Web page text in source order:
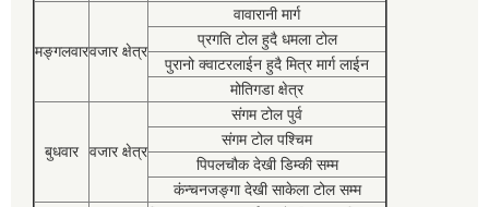
मङ्गलवारवजार क्षेत्र
वावारानी मार्ग
प्रगति टोल हुदै धमला टोल
पुरानो क्वाटरलाईन हुदै मित्र मार्ग लाईन
मोतिगडा क्षेत्र
बुधवार वजार क्षेत्र
संगम टोल पुर्व
संगम टोल पश्चिम
पिपलचौक देखी डिम्की सम्म
कंन्चनजङ्गा देखी साकेला टोल सम्म